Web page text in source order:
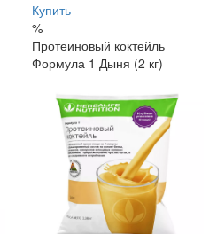
Купить
%
Протеиновый коктейль
Формула 1 Дыня (2 кг)